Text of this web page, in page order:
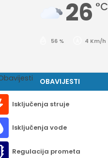
26 °C
56 % 4 Km/h
OBAVIJESTI
Isključenja struje
Isključenja vode
Regulacija prometa